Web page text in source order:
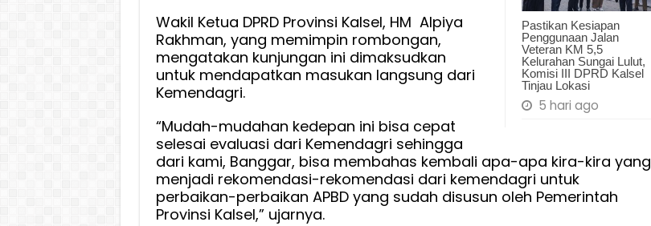
Pastikan Kesiapan
Penggunaan Jalan
Veteran KM 5,5
Kelurahan Sungai Lulut,
Komisi III DPRD Kalsel
Tinjau Lokasi
5 hari ago
Wakil Ketua DPRD Provinsi Kalsel, HM Alpiya
Rakhman, yang memimpin rombongan,
mengatakan kunjungan ini dimaksudkan
untuk mendapatkan masukan langsung dari
Kemendagri.
“Mudah-mudahan kedepan ini bisa cepat
selesai evaluasi dari Kemendagri sehingga
dari kami, Banggar, bisa membahas kembali apa-apa kira-kira yang
menjadi rekomendasi-rekomendasi dari kemendagri untuk
perbaikan-perbaikan APBD yang sudah disusun oleh Pemerintah
Provinsi Kalsel,” ujarnya.